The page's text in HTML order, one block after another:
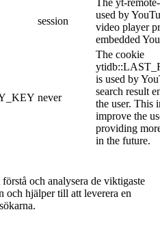
session
The yt-
used by
video player
embedded
never
The cookie
is used by
search result
the user. This
improve the
providing
in the future.
och analysera de viktigaste
och hjälper till att leverera en